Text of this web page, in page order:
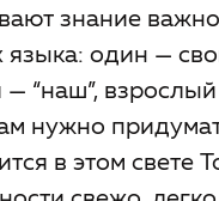
знание
языка: один —
— “наш”,
нужно
в этом свете